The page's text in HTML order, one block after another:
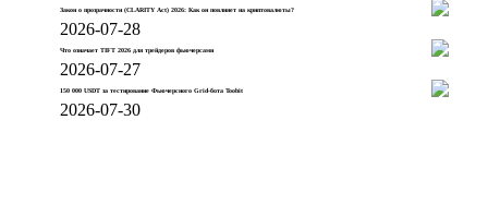
Закон о прозрачности (CLARITY Act) 2026: Как он повлияет на криптовалюты?
2026-07-28
Что означает TIFT 2026 для трейдеров фьючерсами
2026-07-27
150 000 USDT за тестирование Фьючерсного Grid-бота Toobit
2026-07-30